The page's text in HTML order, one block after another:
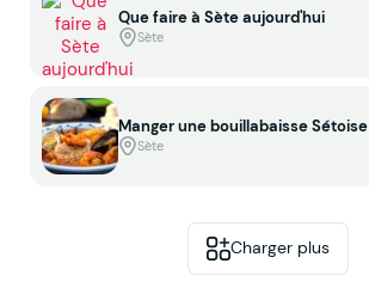
Que faire à Sète aujourd'hui
Sète
Manger une bouillabaisse Sétoise
Sète
Charger plus